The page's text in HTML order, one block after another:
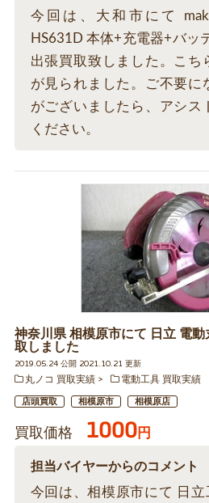
今回は、大和市にて
HS631D 本体+充電器+バッ
出張買取致しました。こち
が見られました。ご不要に
がございましたら、アシス
ください。
神奈川県 相模原市にて 日立 電
取しました
2019.05.24 公開 2021.10.21 更新
丸ノコ 買取実績
電動工具 買取実績
店頭買取 相模原市 相模原店
買取価格 1000円
担当バイヤーからのコメント
今回は、相模原市にて 日